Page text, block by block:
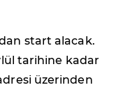
start alacak.
tarihine kadar
üzerinden